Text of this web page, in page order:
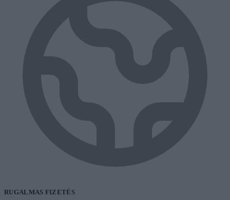
RUGALMAS FIZETÉS